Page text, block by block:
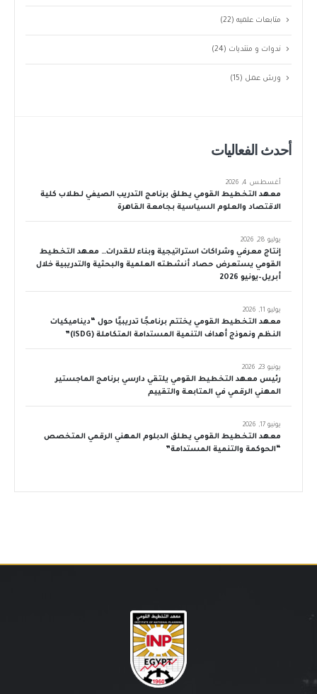
متابعات علميه(22)
ندوات و منتديات (24)
ورش عمل (15)
أحدث الفعاليات
معهد التخطيط القومي يطلق برنامج التدريب الصيفي لطلاب كلية
الاقتصاد والعلوم السياسية بجامعة القاهرة
أغسطس 4, 2026
إنتاج معرفي وشراكات استراتيجية وبناء للقدرات… معهد التخطيط
القومي يستعرض حصاد أنشطته العلمية والبحثية والتدريبية خلال
أبريل–يونيو 2026
يوليو 28, 2026
معهد التخطيط القومي يختتم برنامجًا تدريبيًا حول “ديناميكيات
النظم ونموذج أهداف التنمية المستدامة المتكاملة (iSDG)”
يوليو 11, 2026
رئيس معهد التخطيط القومي يلتقي دارسي برنامج الماجستير
المهني الرقمي في المتابعة والتقييم
يونيو 23, 2026
معهد التخطيط القومي يطلق الدبلوم المهني الرقمي المتخصص
“الحوكمة والتنمية المستدامة”
يونيو 17, 2026